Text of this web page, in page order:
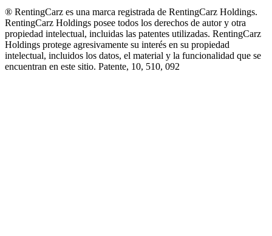
® RentingCarz es una marca registrada de RentingCarz Holdings.
RentingCarz Holdings posee todos los derechos de autor y otra
propiedad intelectual, incluidas las patentes utilizadas. RentingCarz
Holdings protege agresivamente su interés en su propiedad
intelectual, incluidos los datos, el material y la funcionalidad que se
encuentran en este sitio. Patente, 10, 510, 092